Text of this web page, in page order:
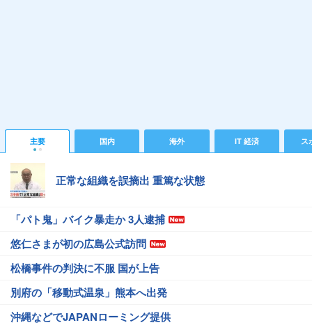
主要 国内 海外 IT 経済 ス
正常な組織を誤摘出 重篤な状態
「パト鬼」バイク暴走か 3人逮捕
悠仁さまが初の広島公式訪問
松橋事件の判決に不服 国が上告
別府の「移動式温泉」熊本へ出発
沖縄などでJAPANローミング提供